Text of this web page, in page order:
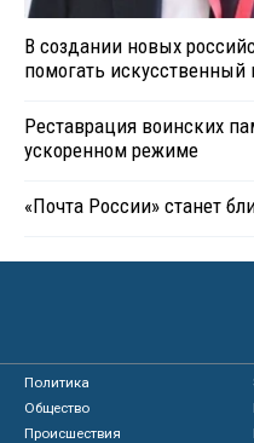
В создании новых
помогать искусственный
Реставрация воинских
ускоренном режиме
«Почта России» станет
Политика
Общество
Происшествия